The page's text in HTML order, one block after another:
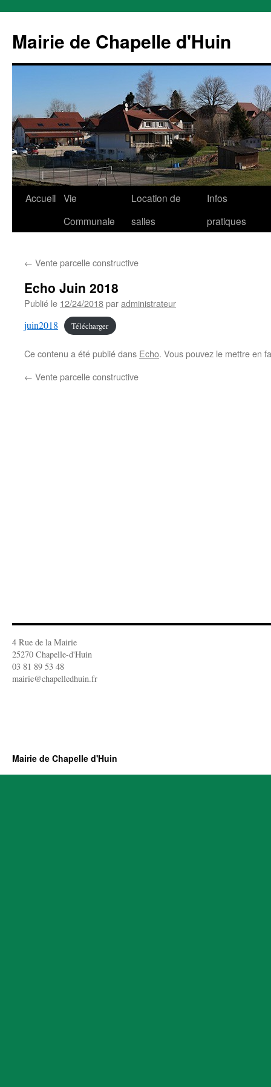
Mairie de Chapelle d'Huin
Aller
Accueil Vie
Communale
Location de
salles
Infos
pratiques
← Vente parcelle constructive
Echo Juin 2018
Publié le 12/24/2018paradministrateur
juin2018
Télécharger
Ce contenu a été publié dans Echo. Vous pouvez le mettre en
← Vente parcelle constructive
4 Rue de la Mairie
25270 Chapelle-d'Huin
03 81 89 53 48
mairie@chapelledhuin.fr
Mairie de Chapelle d'Huin